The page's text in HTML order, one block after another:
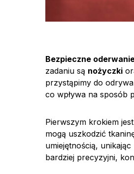
Bezpieczne
zadaniu są nożyczki
przystąpimy do
co wpływa na sposób
Pierwszym krokiem
mogą uszkodzić
umiejętnością,
bardziej precyzyjni,